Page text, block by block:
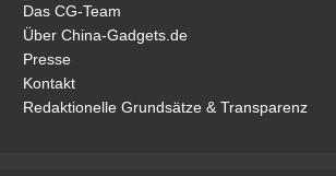
Das CG-Team
Über China-Gadgets.de
Presse
Kontakt
Redaktionelle Grundsätze & Transparenz